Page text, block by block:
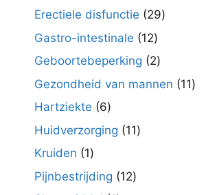
producten
Erectiele disfunctie 2929
Gastro-intestinale 1212
producten
Geboortebeperking 22
producten
Gezondheid van mannen 1111
Hartziekte 66
producten
Huidverzorging 1111
Kruiden 11
product
Pijnbestrijding 1212